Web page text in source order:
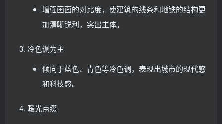
增强画面的对比度，使建筑的线条和地铁的结构更
加清晰锐利，突出主体。
冷色调为主
倾向于蓝色、青色等冷色调，表现出城市的现代感
和科技感。
暖光点缀